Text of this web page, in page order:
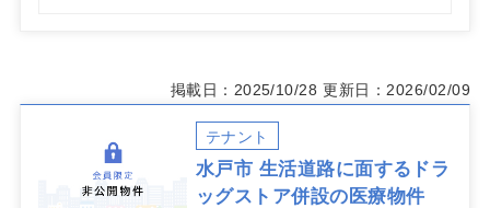
掲載日：2025/10/28 更新日：2026/02/09
テナント
水戸市 生活道路に面するドラ
ッグストア併設の医療物件